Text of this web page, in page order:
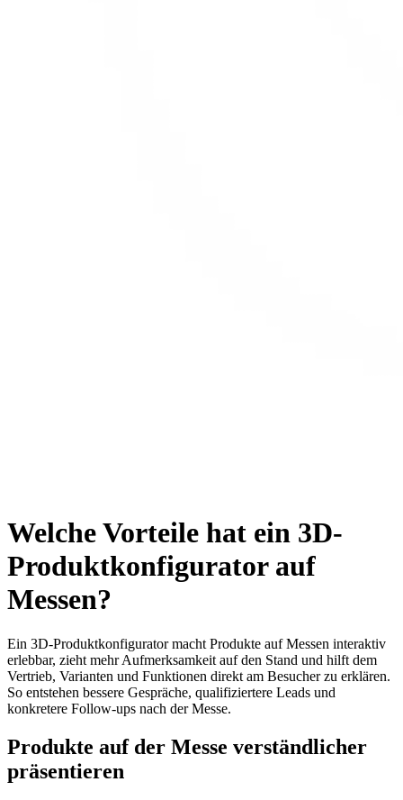
Welche Vorteile hat ein 3D-
Produktkonfigurator auf
Messen?
Ein 3D-Produktkonfigurator macht Produkte auf Messen interaktiv
erlebbar, zieht mehr Aufmerksamkeit auf den Stand und hilft dem
Vertrieb, Varianten und Funktionen direkt am Besucher zu erklären.
So entstehen bessere Gespräche, qualifiziertere Leads und
konkretere Follow-ups nach der Messe.
Produkte auf der Messe verständlicher
präsentieren